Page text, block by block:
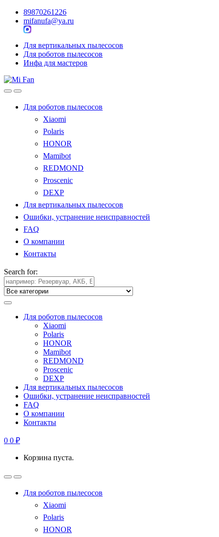
89870261226
mifanufa@ya.ru
Для вертикальных пылесосов
Для роботов пылесосов
Инфа для мастеров
Для роботов пылесосов
Xiaomi
Polaris
HONOR
Mamibot
REDMOND
Proscenic
DEXP
Для вертикальных пылесосов
Ошибки, устранение неисправностей
FAQ
О компании
Контакты
Search for:
Для роботов пылесосов
Xiaomi
Polaris
HONOR
Mamibot
REDMOND
Proscenic
DEXP
Для вертикальных пылесосов
Ошибки, устранение неисправностей
FAQ
О компании
Контакты
0 0 ₽
Корзина пуста.
Для роботов пылесосов
Xiaomi
Polaris
HONOR